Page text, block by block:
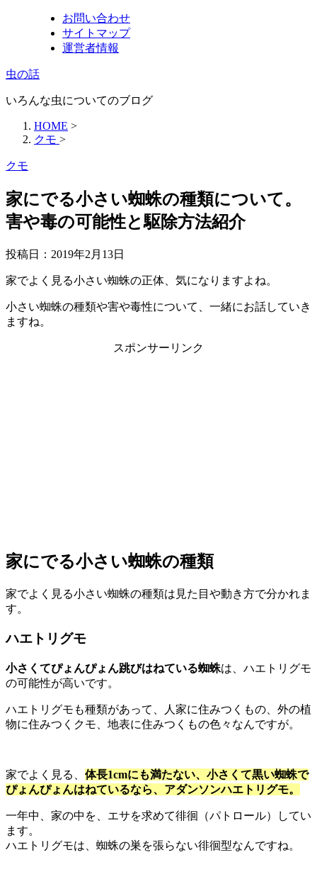
お問い合わせ
サイトマップ
運営者情報
虫の話
いろんな虫についてのブログ
HOME >
クモ >
クモ
家にでる小さい蜘蛛の種類について。
害や毒の可能性と駆除方法紹介
投稿日： 2019年2月13日
家でよく見る小さい蜘蛛の正体、気になりますよね。
小さい蜘蛛の種類や害や毒性について、一緒にお話していき
ますね。
スポンサーリンク
家にでる小さい蜘蛛の種類
家でよく見る小さい蜘蛛の種類は見た目や動き方で分かれま
す。
ハエトリグモ
小さくてぴょんぴょん跳びはねている蜘蛛は、ハエトリグモ
の可能性が高いです。
ハエトリグモも種類があって、人家に住みつくもの、外の植
物に住みつくクモ、地表に住みつくもの色々なんですが。
家でよく見る、 体長1cmにも満たない、小さくて黒い蜘蛛で
ぴょんぴょんはねているなら、アダンソンハエトリグモ。
一年中、家の中を、エサを求めて徘徊（パトロール）してい
ます。
ハエトリグモは、蜘蛛の巣を張らない徘徊型なんですね。